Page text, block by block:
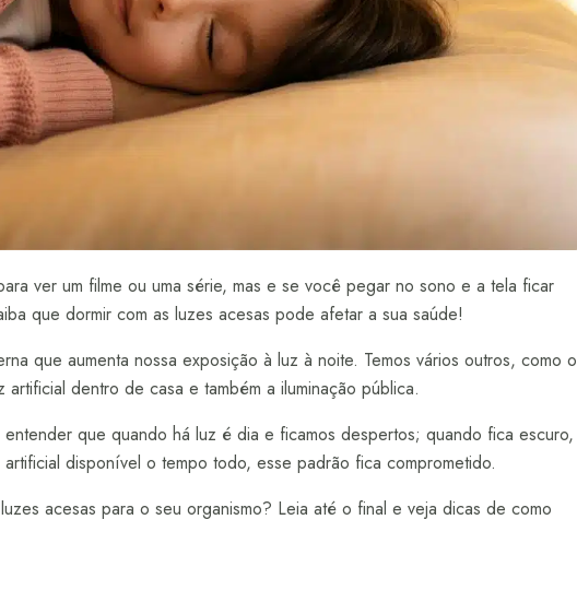
ver um filme ou uma série, mas e se você pegar no sono e a tela ficar
que dormir com as luzes acesas pode afetar a sua saúde!
que aumenta nossa exposição à luz à noite. Temos vários outros, como o
dentro de casa e também a iluminação pública.
que quando há luz é dia e ficamos despertos; quando fica escuro,
disponível o tempo todo, esse padrão fica comprometido.
acesas para o seu organismo? Leia até o final e veja dicas de como